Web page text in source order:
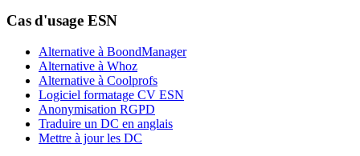
Cas d'usage ESN
Alternative à BoondManager
Alternative à Whoz
Alternative à Coolprofs
Logiciel formatage CV ESN
Anonymisation RGPD
Traduire un DC en anglais
Mettre à jour les DC